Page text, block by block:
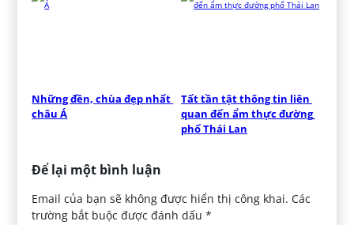
Những đền, chùa đẹp nhất
châu Á
Tất tần tật thông tin liên
quan đến ẩm thực đường
phố Thái Lan
Để lại một bình luận
Email của bạn sẽ không được hiển thị công khai. Các
trường bắt buộc được đánh dấu*